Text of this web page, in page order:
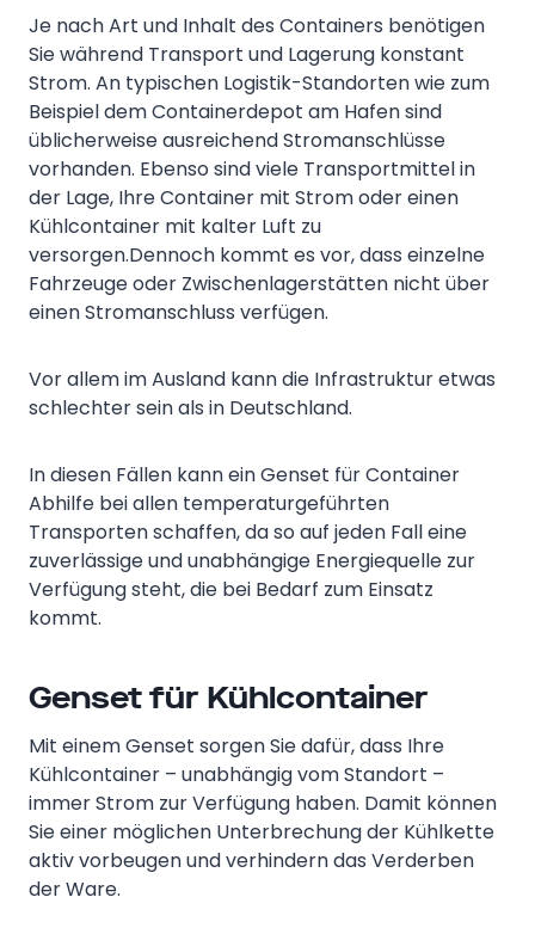
Je nach Art und Inhalt des Containers benötigen
Sie während Transport und Lagerung konstant
Strom. An typischen Logistik-Standorten wie zum
Beispiel dem Containerdepot am Hafen sind
üblicherweise ausreichend Stromanschlüsse
vorhanden. Ebenso sind viele Transportmittel in
der Lage, Ihre Container mit Strom oder einen
Kühlcontainer mit kalter Luft zu
versorgen.Dennoch kommt es vor, dass einzelne
Fahrzeuge oder Zwischenlagerstätten nicht über
einen Stromanschluss verfügen.
Vor allem im Ausland kann die Infrastruktur etwas
schlechter sein als in Deutschland.
In diesen Fällen kann ein Genset für Container
Abhilfe bei allen temperaturgeführten
Transporten schaffen, da so auf jeden Fall eine
zuverlässige und unabhängige Energiequelle zur
Verfügung steht, die bei Bedarf zum Einsatz
kommt.
Genset für Kühlcontainer
Mit einem Genset sorgen Sie dafür, dass Ihre
Kühlcontainer – unabhängig vom Standort –
immer Strom zur Verfügung haben. Damit können
Sie einer möglichen Unterbrechung der Kühlkette
aktiv vorbeugen und verhindern das Verderben
der Ware.